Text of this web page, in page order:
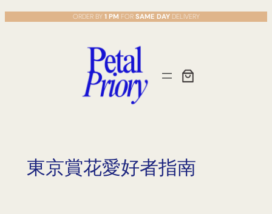
Skip
to
ORDER BY 1 PM FOR SAME DAYDELIVERY
東京賞花愛好者指南